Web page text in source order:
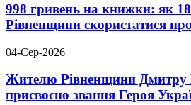
998 гривень на книжки: як
Рівненщини скористатися
04-Сер-2026
Жителю Рівненщини Дмитру
присвоєно звання Героя